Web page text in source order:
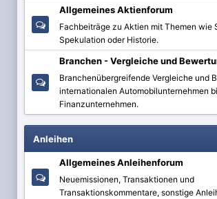
Allgemeines Aktienforum
Fachbeiträge zu Aktien mit Themen wie
Spekulation oder Historie.
Branchen - Vergleiche und
Branchenübergreifende Vergleiche und
internationalen Automobilunternehmen
Finanzunternehmen.
Anleihen
Allgemeines Anleihenforum
Neuemissionen, Transaktionen und
Transaktionskommentare, sonstige